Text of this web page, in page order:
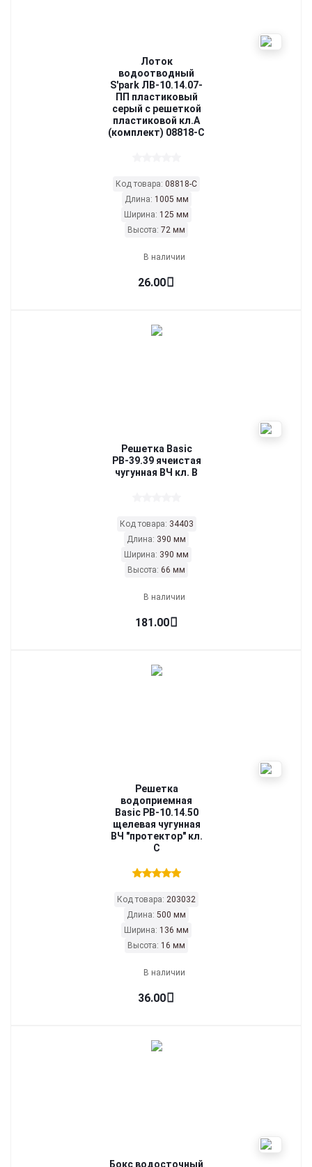
Лоток
водоотводный
S'park ЛВ-10.14.07-
ПП пластиковый
серый с решеткой
пластиковой кл.А
(комплект) 08818-С
Код товара: 08818-C
Длина: 1005 мм
Ширина: 125 мм
Высота: 72 мм
В наличии
26.00
Решетка Basic
РВ-39.39 ячеистая
чугунная ВЧ кл. В
Код товара: 34403
Длина: 390 мм
Ширина: 390 мм
Высота: 66 мм
В наличии
181.00
Решетка
водоприемная
Basic РВ-10.14.50
щелевая чугунная
ВЧ "протектор" кл.
С
Код товара: 203032
Длина: 500 мм
Ширина: 136 мм
Высота: 16 мм
В наличии
36.00
Бокс водосточный